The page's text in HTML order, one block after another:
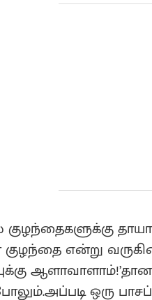
குழந்தைகளுக்கு
என்று
ஒரு